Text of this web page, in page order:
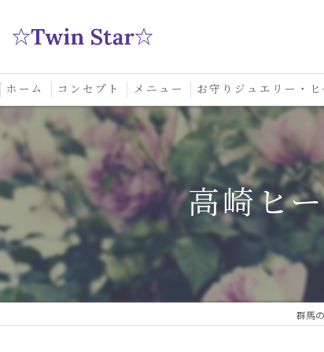
ホーム コンセプト メニュー
スクール
お守りジュエリー・
高崎ヒ
群馬